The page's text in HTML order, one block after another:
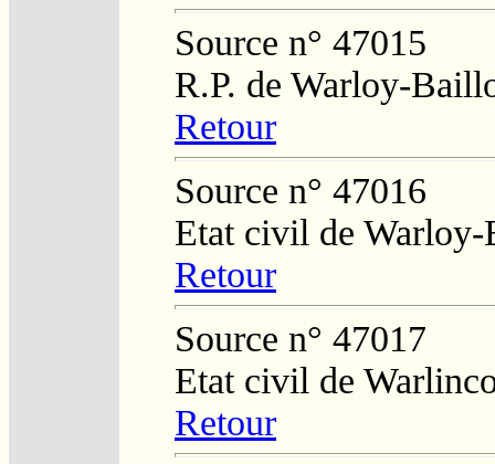
Source n° 47015
R.P. de Warloy-
Retour
Source n° 47016
Etat civil de
Retour
Source n° 47017
Etat civil de
Retour